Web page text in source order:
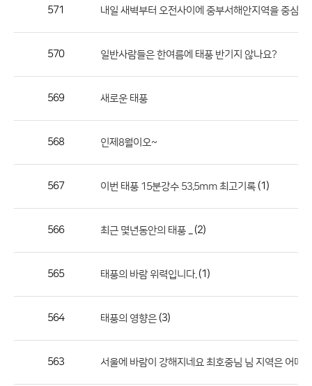
론
호,
록
571 내일 새벽부터 오전사이에 중부서해안지역을 중심으
570 일반사람들은 한여름에 태풍 반기지 않나요?
569 새로운 태풍
568 인제8월이오~
567 이번 태풍 15분강수 53.5mm 최고기록 (1)
566 최근 몇년동안의 태풍 ... (2)
565 태풍의 바람 위력입니다. (1)
564 태풍의 영향은 (3)
563 서울에 바람이 강해지네요 최호중님 님 지역은 어떠